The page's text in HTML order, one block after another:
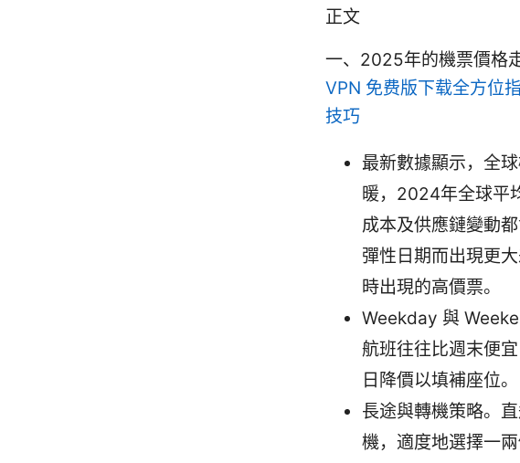
正文
一、2025年的機票價格
VPN 免费版下载全方位
技巧
最新數據顯示，全
暖，2024年全球平
成本及供應鏈變動
彈性日期而出現更
時出現的高價票。
Weekday 與
航班往往比週末便
日降價以填補座位。
長途與轉機策略。
機，適度地選擇一